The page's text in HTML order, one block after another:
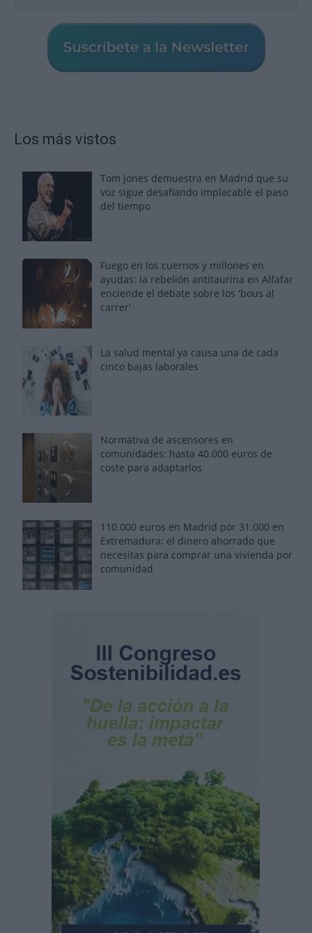
Los más vistos
Tom Jones demuestra en Madrid que su
voz sigue desafiando implacable el paso
del tiempo
Fuego en los cuernos y millones en
ayudas: la rebelión antitaurina en Alfafar
enciende el debate sobre los 'bous al
carrer'
La salud mental ya causa una de cada
cinco bajas laborales
Normativa de ascensores en
comunidades: hasta 40.000 euros de
coste para adaptarlos
110.000 euros en Madrid por 31.000 en
Extremadura: el dinero ahorrado que
necesitas para comprar una vivienda por
comunidad